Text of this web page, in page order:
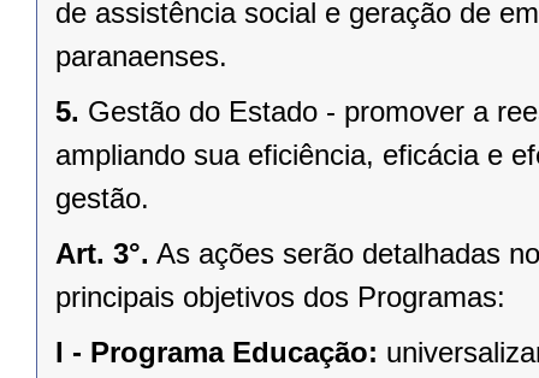
de assistência social e geração de
paranaenses.
5. Gestão do Estado - promover a
ampliando sua eficiência, eficácia e
gestão.
Art. 3°. As ações serão detalhadas
principais objetivos dos Programas:
I - Programa Educação: